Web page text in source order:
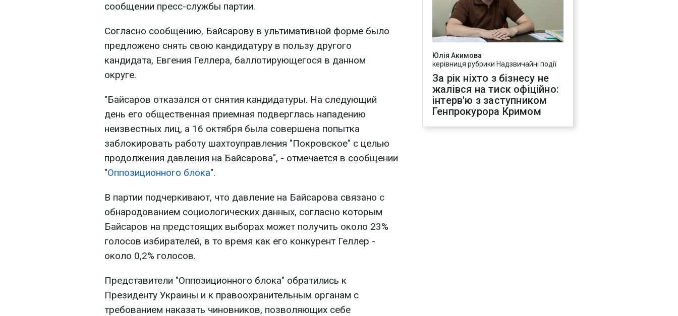
сообщении пресс-службы партии.
Согласно сообщению, Байсарову в ультимативной форме было
предложено снять свою кандидатуру в пользу другого
кандидата, Евгения Геллера, баллотирующегося в данном
округе.
"Байсаров отказался от снятия кандидатуры. На следующий
день его общественная приемная подверглась нападению
неизвестных лиц, а 16 октября была совершена попытка
заблокировать работу шахтоуправления "Покровское" с целью
продолжения давления на Байсарова", - отмечается в сообщении
"Оппозиционного блока".
В партии подчеркивают, что давление на Байсарова связано с
обнародованием социологических данных, согласно которым
Байсаров на предстоящих выборах может получить около 23%
голосов избирателей, в то время как его конкурент Геллер -
около 0,2% голосов.
Представители "Оппозиционного блока" обратились к
Президенту Украины и к правоохранительным органам с
требованием наказать чиновников, позволяющих себе
Юлія Акимова
керівниця рубрики Надзвичайні події
За рік ніхто з бізнесу не
жалівся на тиск офіційно:
інтерв'ю з заступником
Генпрокурора Кримом